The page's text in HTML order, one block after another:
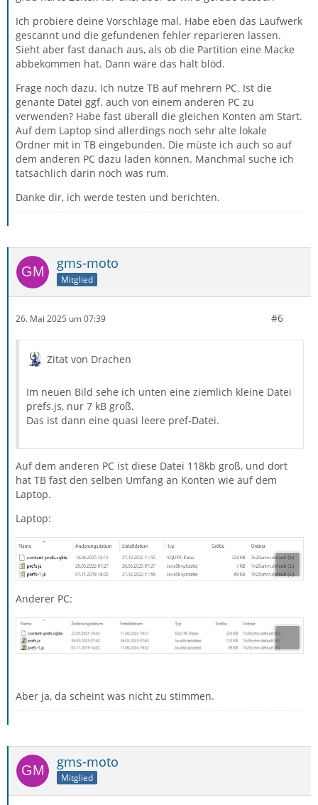
Ich probiere deine Vorschläge mal. Habe eben das Laufwerk
gescannt und die gefundenen fehler reparieren lassen.
Sieht aber fast danach aus, als ob die Partition eine Macke
abbekommen hat. Dann wäre das halt blöd.
Frage noch dazu. Ich nutze TB auf mehrern PC. Ist die
genante Datei ggf. auch von einem anderen PC zu
verwenden? Habe fast überall die gleichen Konten am Start.
Auf dem Laptop sind allerdings noch sehr alte lokale
Ordner mit in TB eingebunden. Die müste ich auch so auf
dem anderen PC dazu laden können. Manchmal suche ich
tatsächlich darin noch was rum.
Danke dir, ich werde testen und berichten.
gms-moto
Mitglied
26. Mai 2025 um 07:39 #6
Zitat von Drachen
Im neuen Bild sehe ich unten eine ziemlich kleine Datei
prefs.js, nur 7 kB groß.
Das ist dann eine quasi leere pref-Datei.
Auf dem anderen PC ist diese Datei 118kb groß, und dort
hat TB fast den selben Umfang an Konten wie auf dem
Laptop.
Laptop:
Anderer PC:
Aber ja, da scheint was nicht zu stimmen.
gms-moto
Mitglied